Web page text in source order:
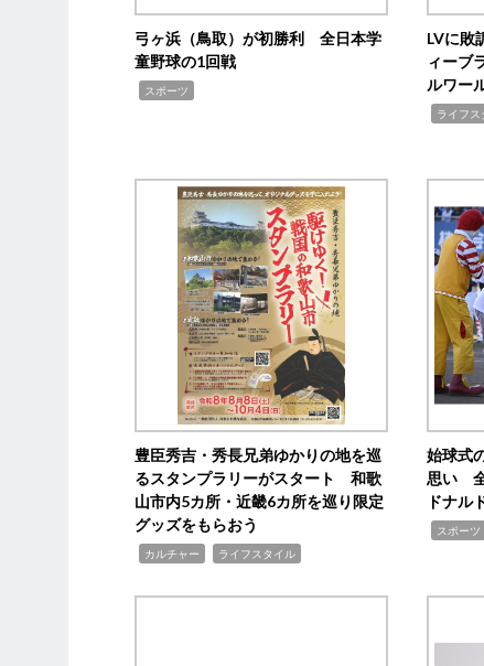
弓ヶ浜（鳥取）が初勝利 全日本学
童野球の1回戦
スポーツ
LVに敗
ィー
ルワー
ライフス
豊臣秀吉・秀長兄弟ゆかりの地を巡
るスタンプラリーがスタート 和歌
山市内5カ所・近畿6カ所を巡り限定
グッズをもらおう
カルチャー ライフスタイル
始球式
思い 全
ドナル
スポーツ